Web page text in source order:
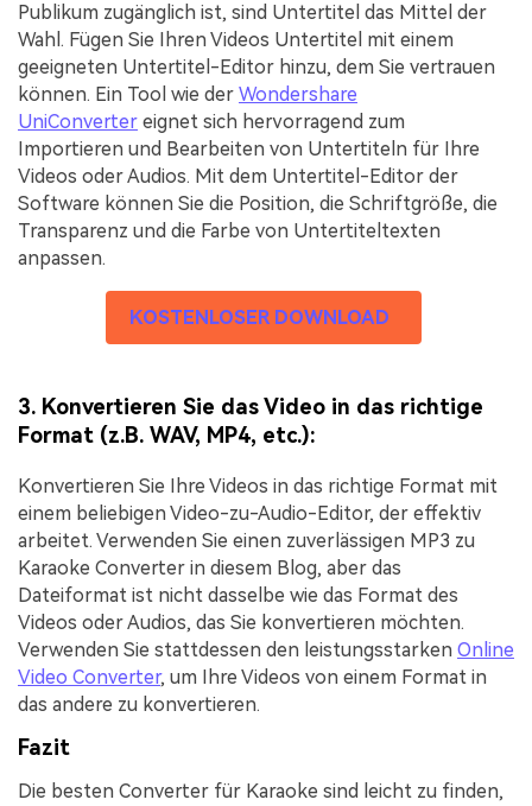
Publikum zugänglich ist, sind Untertitel das Mittel der
Wahl. Fügen Sie Ihren Videos Untertitel mit einem
geeigneten Untertitel-Editor hinzu, dem Sie vertrauen
können. Ein Tool wie der Wondershare
UniConverter eignet sich hervorragend zum
Importieren und Bearbeiten von Untertiteln für Ihre
Videos oder Audios. Mit dem Untertitel-Editor der
Software können Sie die Position, die Schriftgröße, die
Transparenz und die Farbe von Untertiteltexten
anpassen.
KOSTENLOSER DOWNLOAD
3. Konvertieren Sie das Video in das richtige
Format (z.B. WAV, MP4, etc.):
Konvertieren Sie Ihre Videos in das richtige Format mit
einem beliebigen Video-zu-Audio-Editor, der effektiv
arbeitet. Verwenden Sie einen zuverlässigen MP3 zu
Karaoke Converter in diesem Blog, aber das
Dateiformat ist nicht dasselbe wie das Format des
Videos oder Audios, das Sie konvertieren möchten.
Verwenden Sie stattdessen den leistungsstarken Online
Video Converter, um Ihre Videos von einem Format in
das andere zu konvertieren.
Fazit
Die besten Converter für Karaoke sind leicht zu finden,